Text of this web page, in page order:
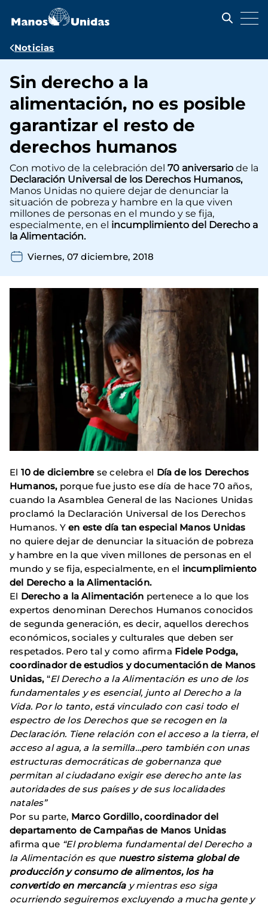
contenido
Ruta
navegación
Noticias
Sin derecho a la
alimentación, no es posible
garantizar el resto de
derechos humanos
Con motivo de la celebración del 70 aniversario de la
Declaración Universal de los Derechos Humanos,
Manos Unidas no quiere dejar de denunciar la
situación de pobreza y hambre en la que viven
millones de personas en el mundo y se fija,
especialmente, en el incumplimiento del Derecho a
la Alimentación.
Viernes, 07 diciembre, 2018
El 10 de diciembrese celebra el Día de los Derechos
Humanos, porque fue justo ese día de hace 70 años,
cuando la Asamblea General de las Naciones Unidas
proclamó la Declaración Universal de los Derechos
Humanos. Yen este día tan especial Manos Unidas
no quiere dejar de denunciar la situación de pobreza
y hambre en la que viven millones de personas en el
mundo y se fija, especialmente, en el incumplimiento
del Derecho a la Alimentación.
El Derecho a la Alimentación pertenece a lo que los
expertos denominan Derechos Humanos conocidos
de segunda generación, es decir, aquellos derechos
económicos, sociales y culturales que deben ser
respetados. Pero tal y como afirma Fidele Podga,
coordinador de estudios y documentación de Manos
Unidas,“El Derecho a la Alimentación es uno de los
fundamentales y es esencial, junto al Derecho a la
Vida. Por lo tanto, está vinculado con casi todo el
espectro de los Derechos que se recogen en la
Declaración. Tiene relación con el acceso a la tierra, el
acceso al agua, a la semilla…pero también con unas
estructuras democráticas de gobernanza que
permitan al ciudadano exigir ese derecho ante las
autoridades de sus países y de sus localidades
natales”
Por su parte, Marco Gordillo, coordinador del
departamento de Campañas de Manos Unidas
afirma que “El problema fundamental del Derecho a
la Alimentación es que nuestro sistema global de
producción y consumo de alimentos, los ha
convertido en mercancía y mientras eso siga
ocurriendo seguiremos excluyendo a mucha gente y